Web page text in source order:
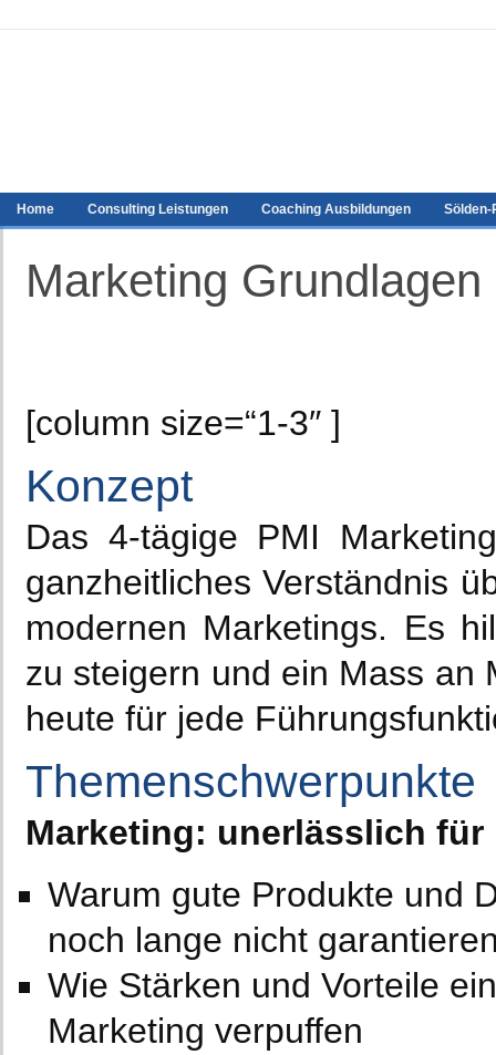
Home Consulting Leistungen Coaching Ausbildungen Sölden-
Marketing
[column size=“1-3″ ]
Konzept
Das 4-tägige PMI
ganzheitliches Verständnis
modernen Marketings. Es
zu steigern und ein Mass an
heute für jede
Themenschwerpunkte
Marketing: unerlässlich für
Warum gute Produkte und
noch lange nicht
Wie Stärken und Vorteile
Marketing verpuffen